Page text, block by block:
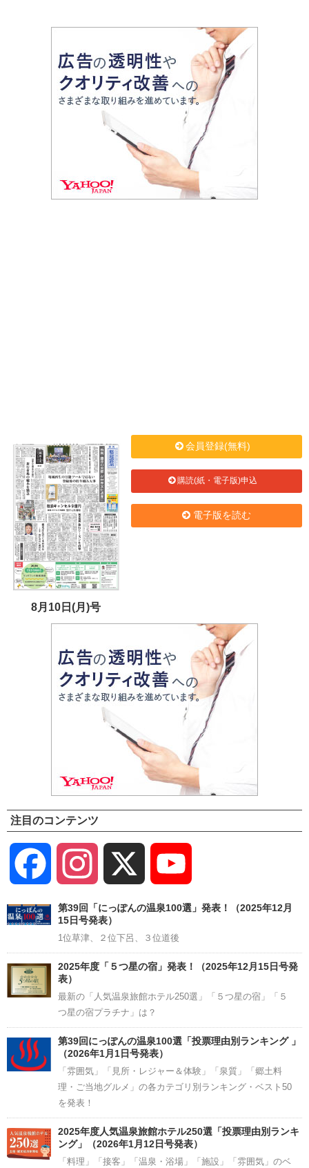
8月10日(月)号
会員登録(無料)
購読(紙・電子版)申込
電子版を読む
注目のコンテンツ
Facebook Instagram
Channel
第39回「にっぽんの温泉100選」発表！（2025年12月
15日号発表）
1位草津、２位下呂、３位道後
2025年度「５つ星の宿」発表！（2025年12月15日号発
表）
最新の「人気温泉旅館ホテル250選」「５つ星の宿」「５
つ星の宿プラチナ」は？
第39回にっぽんの温泉100選「投票理由別ランキング 」
（2026年1月1日号発表）
「雰囲気」「見所・レジャー＆体験」「泉質」「郷土料
理・ご当地グルメ」の各カテゴリ別ランキング・ベスト50
を発表！
2025年度人気温泉旅館ホテル250選「投票理由別ランキ
ング」（2026年1月12日号発表）
「料理」「接客」「温泉・浴場」「施設」「雰囲気」のベ